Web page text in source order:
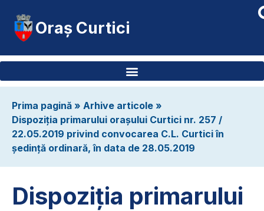
Oraș Curtici
Prima pagină » Arhive articole »
Dispoziția primarului orașului Curtici nr. 257 /
22.05.2019 privind convocarea C.L. Curtici în
ședință ordinară, în data de 28.05.2019
Dispoziția primarului